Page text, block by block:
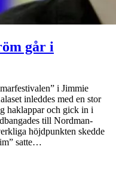
går i
i Jimmie
inleddes med en stor
haklappar och gick in i
till Nordman-
höjdpunkten skedde
satte…